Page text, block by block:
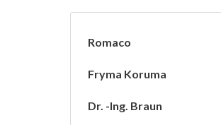
Romaco
Fryma Koruma
Dr. -Ing. Braun